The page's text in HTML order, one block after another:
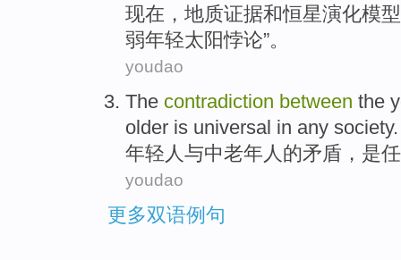
现在 ， 地质证据和恒星演化模型
弱年轻太阳悖论”。
youdao
The contradiction between the
older is universal in any society.
年轻人 与中老年人 的矛盾 ， 是
youdao
更多双语例句